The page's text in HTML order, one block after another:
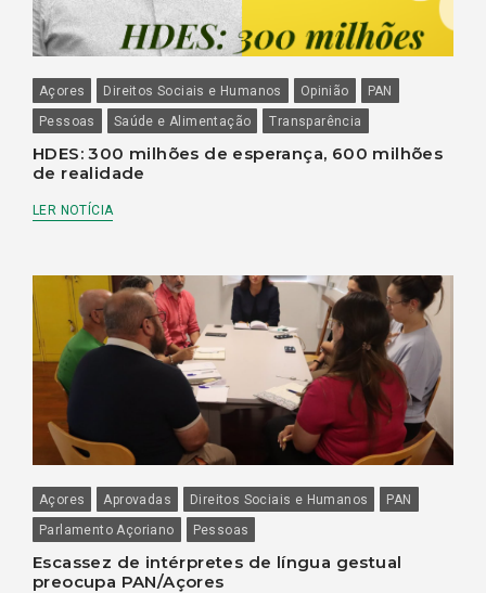
Açores Direitos Sociais e Humanos Opinião
PAN
Pessoas
Saúde e Alimentação Transparência
HDES: 300 milhões de esperança, 600 milhões
de realidade
LER NOTÍCIA
Açores Aprovadas Direitos Sociais e Humanos
PAN
Parlamento Açoriano
Pessoas
Escassez de intérpretes de língua gestual
preocupa PAN/Açores